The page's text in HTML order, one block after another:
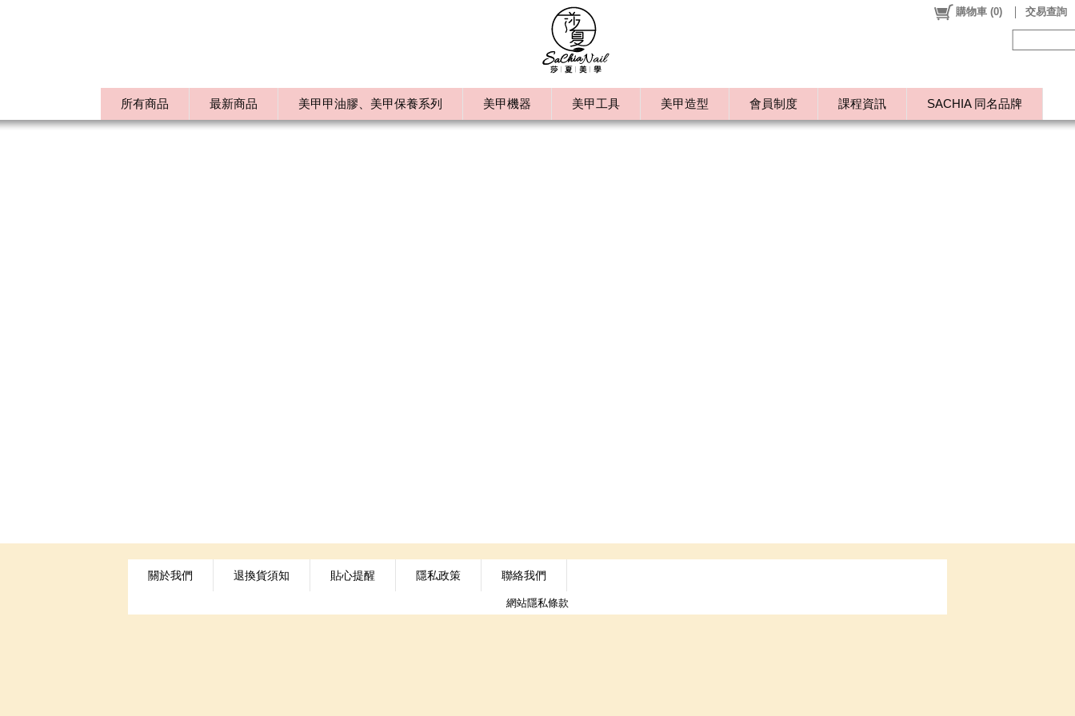
所有商品 最新商品 美甲甲油膠、美甲保養系列 美甲機器 美甲工具 美甲造型 會員制度 課程資訊 SACHIA 同名品牌
購物車 (0) 交易查詢
關於我們 退換貨須知 貼心提醒 隱私政策 聯絡我們
網站隱私條款